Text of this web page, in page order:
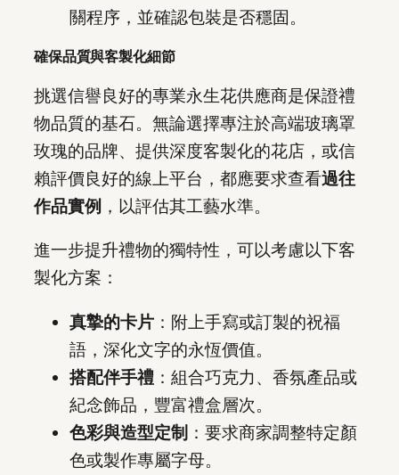
關程序，並確認包裝是否穩固。
確保品質與客製化細節
挑選信譽良好的專業永生花供應商是保證禮
物品質的基石。無論選擇專注於高端玻璃罩
玫瑰的品牌、提供深度客製化的花店，或信
賴評價良好的線上平台，都應要求查看過往
作品實例 ，以評估其工藝水準。
進一步提升禮物的獨特性，可以考慮以下客
製化方案：
真摯的卡片 ：附上手寫或訂製的祝福
語，深化文字的永恆價值。
搭配伴手禮 ：組合巧克力、香氛產品或
紀念飾品，豐富禮盒層次。
色彩與造型定制 ：要求商家調整特定顏
色或製作專屬字母。